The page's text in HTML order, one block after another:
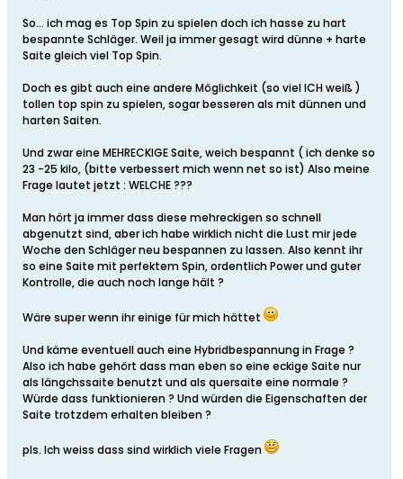
So... ich mag es Top Spin zu spielen doch ich hasse zu hart
bespannte Schläger. Weil ja immer gesagt wird dünne + harte
Saite gleich viel Top Spin.
Doch es gibt auch eine andere Möglichkeit (so viel ICH weiß )
tollen top spin zu spielen, sogar besseren als mit dünnen und
harten Saiten.
Und zwar eine MEHRECKIGE Saite, weich bespannt ( ich denke so
23 -25 kilo, (bitte verbessert mich wenn net so ist) Also meine
Frage lautet jetzt : WELCHE ???
Man hört ja immer dass diese mehreckigen so schnell
abgenutzt sind, aber ich habe wirklich nicht die Lust mir jede
Woche den Schläger neu bespannen zu lassen. Also kennt ihr
so eine Saite mit perfektem Spin, ordentlich Power und guter
Kontrolle, die auch noch lange hält ?
Wäre super wenn ihr einige für mich hättet
Und käme eventuell auch eine Hybridbespannung in Frage ?
Also ich habe gehört dass man eben so eine eckige Saite nur
als längchssaite benutzt und als quersaite eine normale ?
Würde dass funktionieren ? Und würden die Eigenschaften der
Saite trotzdem erhalten bleiben ?
pls. Ich weiss dass sind wirklich viele Fragen